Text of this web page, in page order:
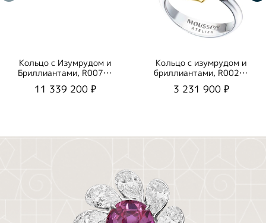
Кольцо с Изумрудом и
Бриллиантами, R0070-
51/1
11 339 200 ₽
Кольцо с изумрудом и
бриллиантами, R0020-
13/1
3 231 900 ₽